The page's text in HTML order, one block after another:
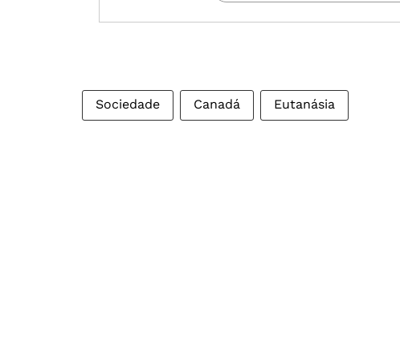
Sociedade Canadá Eutanásia